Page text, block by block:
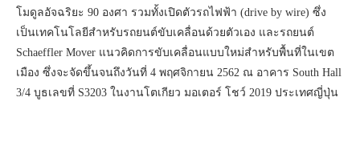
โมดูลอัจฉริยะ 90 องศา รวมทั้งเปิดตัวรถไฟฟ้า (drive by wire) ซึ่ง
เป็นเทคโนโลยีสำหรับรถยนต์ขับเคลื่อนด้วยตัวเอง และรถยนต์
Schaeffler Mover แนวคิดการขับเคลื่อนแบบใหม่สำหรับพื้นที่ในเขต
เมือง ซึ่งจะจัดขึ้นจนถึงวันที่ 4 พฤศจิกายน 2562 ณ อาคาร South Hall
3/4 บูธเลขที่ S3203 ในงานโตเกียว มอเตอร์ โชว์ 2019 ประเทศญี่ปุ่น